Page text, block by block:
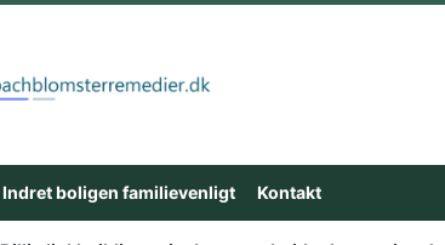
Indret boligen familievenligt Kontakt